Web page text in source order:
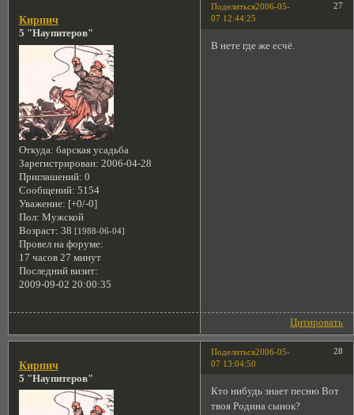
Поделиться 27
2006-05-
07 12:44:25
Кирпич
5 "Наупитеров"
Откуда: барская усадьба
Зарегистрирован: 2006-04-28
Приглашений: 0
Сообщений: 5154
Уважение: [+0/-0]
Пол: Мужской
Возраст: 38 [1988-06-04]
Провел на форуме:
17 часов 27 минут
Последний визит:
2009-09-02 20:00:35
В нете где же есчё.
Цитировать
Поделиться 28
2006-05-
07 13:04:50
Кирпич
5 "Наупитеров"
Кто нибудь знает песню Вот
твоя Родина сынок?